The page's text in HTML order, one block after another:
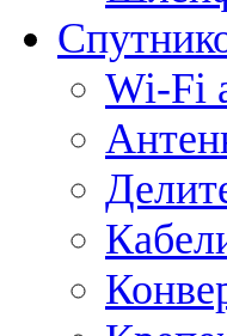
Wi-Fi